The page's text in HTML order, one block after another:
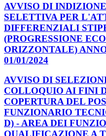
AVVISO DI
SELETTIVA PER
DIFFERENZIALI
(PROGRESSIONE
ORIZZONTALE)
01/01/2024
AVVISO DI
COLLOQUIO AI FINI
COPERTURA DEL
FUNZIONARIO
D) - AREA DEI
QUALIFICAZIONE A